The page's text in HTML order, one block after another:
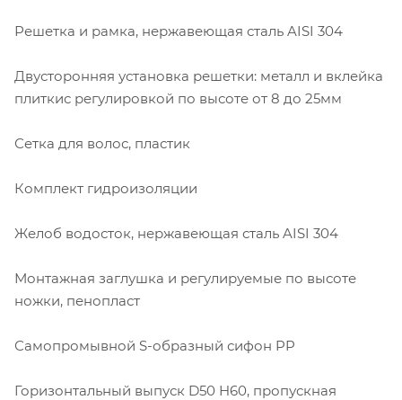
Решетка и рамка, нержавеющая сталь AISI 304
Двусторонняя установка решетки: металл и вклейка
плиткис регулировкой по высоте от 8 до 25мм
Сетка для волос, пластик
Комплект гидроизоляции
Желоб водосток, нержавеющая сталь AISI 304
Монтажная заглушка и регулируемые по высоте
ножки, пенопласт
Самопромывной S-образный сифон PP
Горизонтальный выпуск D50 H60, пропускная